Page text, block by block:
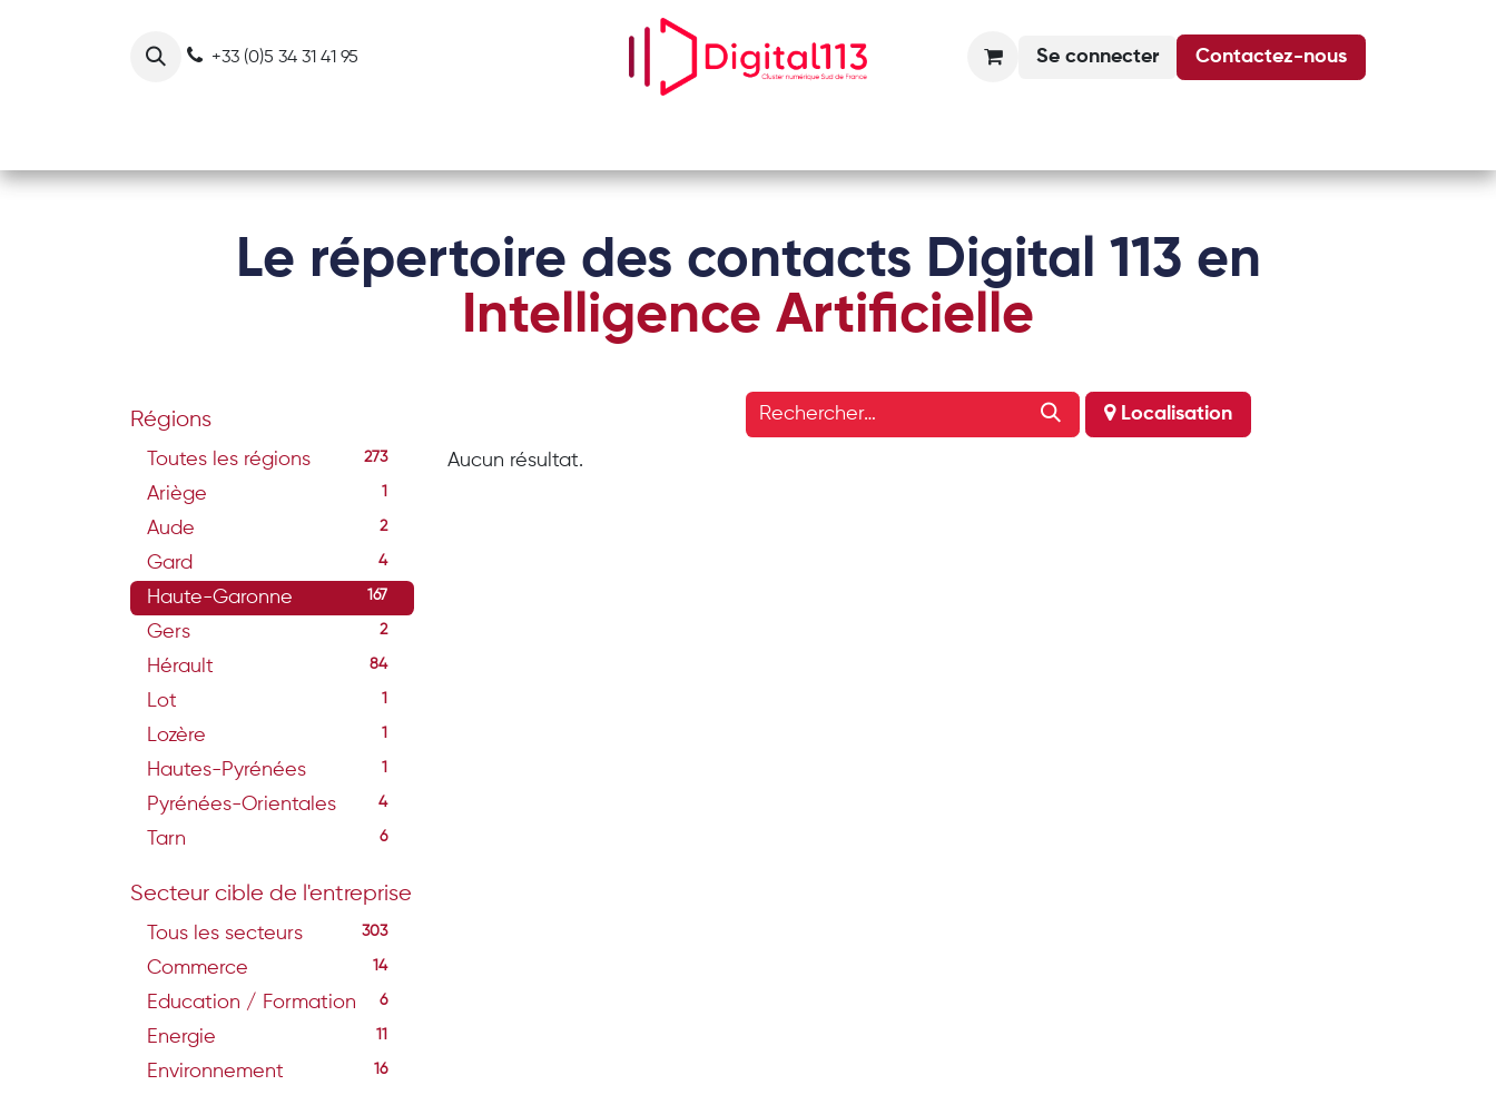
+33 (0)5 34 31 41 95 Se connecter Contactez-nous
Le répertoire des contacts Digital 113 en
Intelligence Artificielle
Régions
Toutes les régions 273
Ariège 1
Aude 2
Gard 4
Haute-Garonne 167
Gers 2
Hérault 84
Lot 1
Lozère 1
Hautes-Pyrénées 1
Pyrénées-Orientales 4
Tarn 6
Secteur cible de l'entreprise
Tous les secteurs 303
Commerce 14
Education / Formation 6
Energie 11
Environnement 16
Localisation
Aucun résultat.